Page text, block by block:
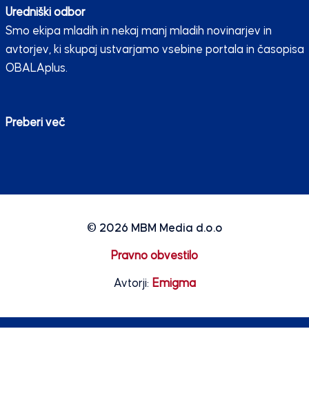
Uredniški odbor
Smo ekipa mladih in nekaj manj mladih novinarjev in
avtorjev, ki skupaj ustvarjamo vsebine portala in časopisa
OBALAplus.
Preberi več
© 2026 MBM Media d.o.o
Pravno obvestilo
Avtorji: Emigma